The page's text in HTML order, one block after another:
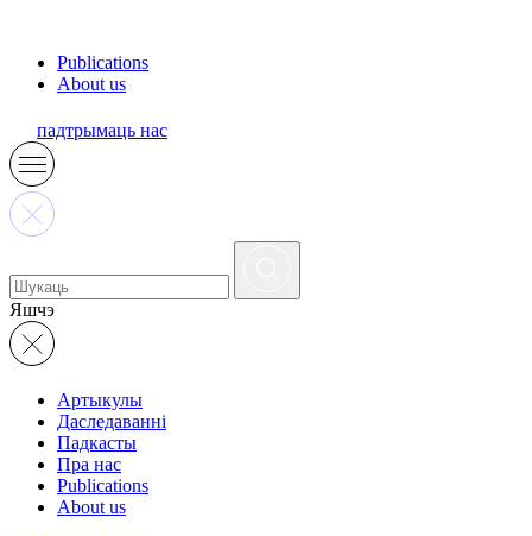
Publications
About us
падтрымаць нас
Яшчэ
Артыкулы
Даследаванні
Падкасты
Пра нас
Publications
About us